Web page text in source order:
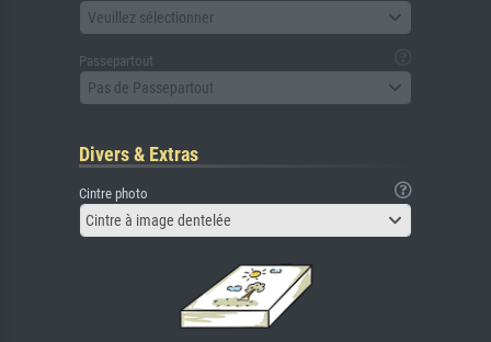
Veuillez sélectionner
Passepartout
Pas de Passepartout
Divers & Extras
Cintre photo
Cintre à image dentelée